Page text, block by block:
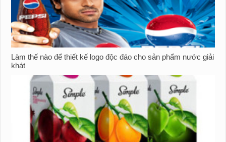
Làm thế nào để thiết kế logo độc đáo cho sản phẩm nước giải
khát